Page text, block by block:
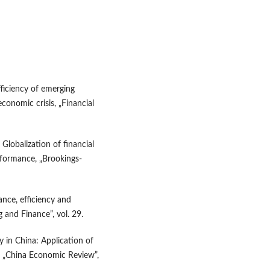
of emerging
crisis, „Financial
Globalization of financial
„Brookings-
efficiency and
Finance”, vol. 29.
in China: Application of
Economic Review”,